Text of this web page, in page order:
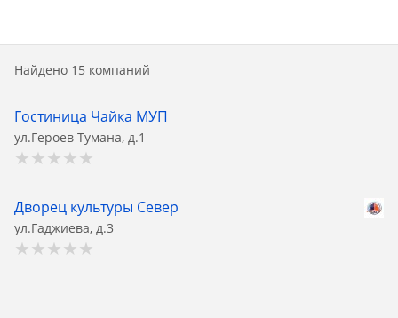
Найдено 15 компаний
Гостиница Чайка МУП
ул.Героев Тумана, д.1
Дворец культуры Север
ул.Гаджиева, д.3